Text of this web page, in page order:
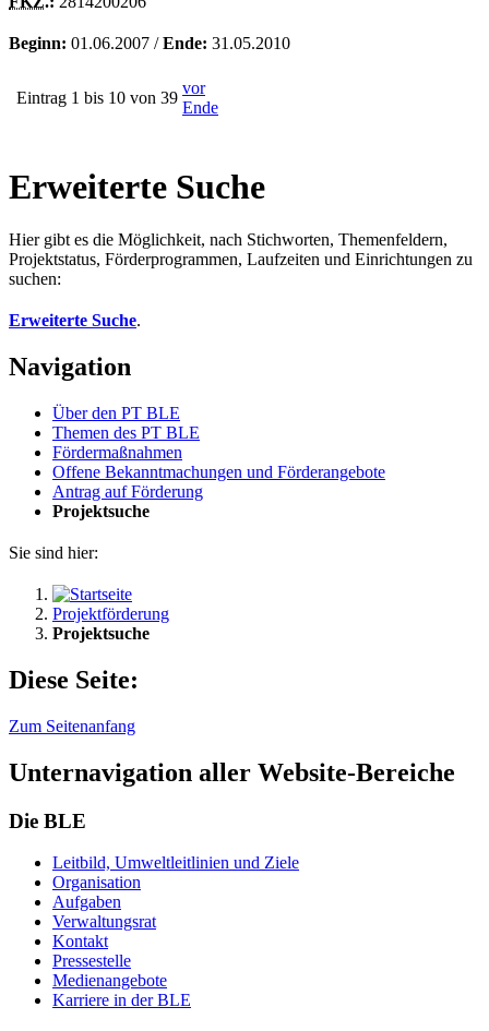
Beginn: 01.06.2007 /Ende: 31.05.2010
Eintrag 1 bis 10 von 39
vor
Ende
Erweiterte Suche
Hier gibt es die Möglichkeit, nach Stichworten, Themenfeldern,
Projektstatus, Förderprogrammen, Laufzeiten und Einrichtungen zu
suchen:
Erweiterte Suche.
Navigation
Über den PT BLE
The­men des PT BLE
För­der­maß­nah­men
Of­fe­ne Be­kannt­ma­chun­gen und För­der­an­ge­bo­te
An­trag auf För­de­rung
Pro­jekt­su­che
Sie sind hier:
Projektförderung
Projektsuche
Diese Seite:
Zum Seitenanfang
Unternavigation aller Website-Bereiche
Die BLE
Leit­bild, Um­welt­leit­li­ni­en und Zie­le
Or­ga­ni­sa­ti­on
Auf­ga­ben
Ver­wal­tungs­rat
Kon­takt
Pres­se­stel­le
Me­di­en­an­ge­bo­te
Kar­rie­re in der BLE